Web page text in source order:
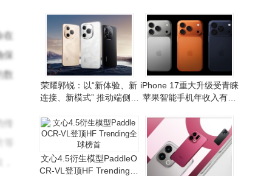
保
数
荣耀郭锐：以“新体验、新
连接、新模式” 推动端侧AI
iPhone 17重大升级受青睐
苹果智能手机年收入有望
文心4.5衍生模型PaddleO
CR-VL登顶HF Trending全